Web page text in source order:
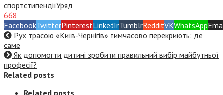
спортстипендіїУряд
668
FacebookTwitterPinterestLinkedInTumblrRedditVKWhatsApp
Рух трасою «Київ-Чернігів» тимчасово перекриють: де
саме
Як допомогти дитині зробити правильний вибір майбутньої
професії?
Related posts
Related posts